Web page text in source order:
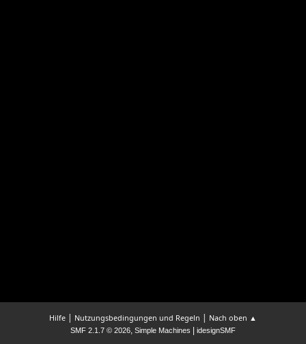
Hilfe | Nutzungsbedingungen und Regeln | Nach oben ▲
SMF 2.1.7 © 2026, Simple Machines idesignSMF